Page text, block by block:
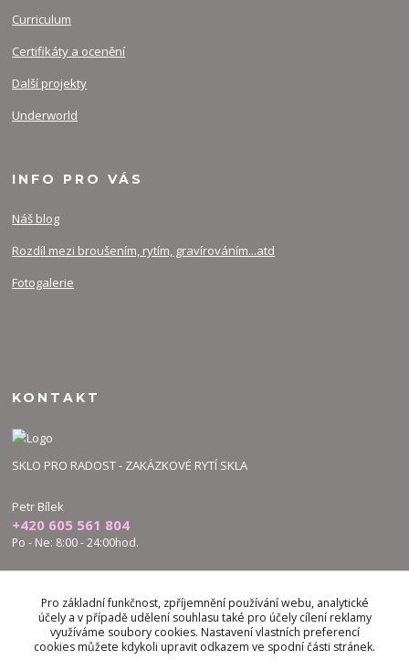
Curriculum
Certifikáty a ocenění
Další projekty
Underworld
INFO PRO VÁS
Náš blog
Rozdíl mezi broušením, rytím, gravírováním...atd
Fotogalerie
KONTAKT
SKLO PRO RADOST - ZAKÁZKOVÉ RYTÍ SKLA
Petr Bílek
+420 605 561 804
Po - Ne: 8:00 - 24:00hod.
bilek.petr@skloproradost.cz
Pro základní funkčnost, zpříjemnění používání webu, analytické
účely a v případě udělení souhlasu také pro účely cílení reklamy
využíváme soubory cookies. Nastavení vlastních preferencí
cookies můžete kdykoli upravit odkazem ve spodní části stránek.